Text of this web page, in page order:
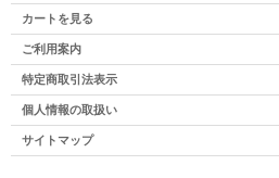
カートを見る
ご利用案内
特定商取引法表示
個人情報の取扱い
サイトマップ